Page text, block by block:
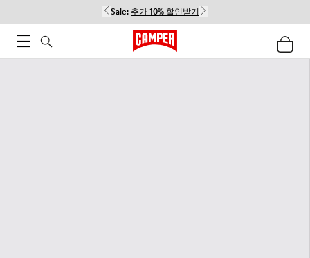
Sale: 추가 10% 할인받기